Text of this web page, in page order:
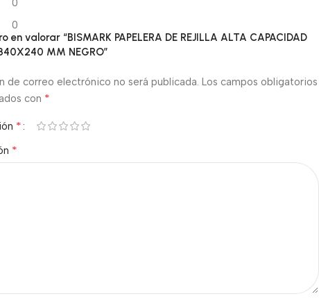
0
0
en valorar “BISMARK PAPELERA DE REJILLA ALTA CAPACIDAD
MM NEGRO”
de correo electrónico no será publicada. Los campos obligatorios
con *
*
*